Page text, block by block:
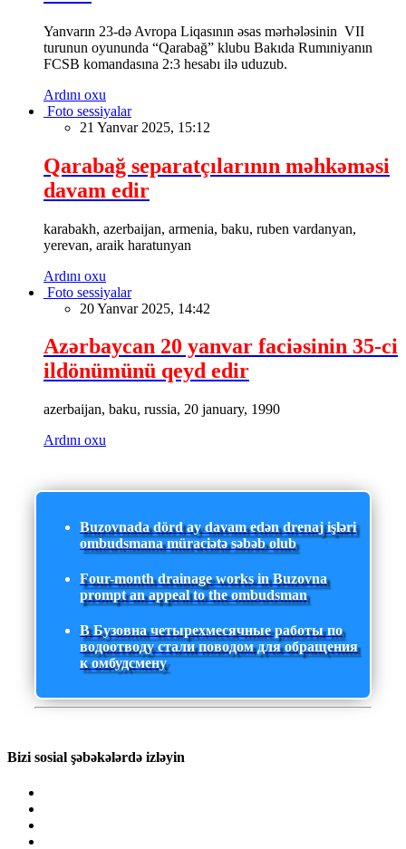
Yanvarın 23-də Avropa Liqasının əsas mərhələsinin VII
turunun oyununda “Qarabağ” klubu Bakıda Rumıniyanın
FCSB komandasına 2:3 hesabı ilə uduzub.
Ardını oxu
Foto sessiyalar
21 Yanvar 2025, 15:12
Qarabağ separatçılarının məhkəməsi
davam edir
karabakh, azerbaijan, armenia, baku, ruben vardanyan,
yerevan, araik haratunyan
Ardını oxu
Foto sessiyalar
20 Yanvar 2025, 14:42
Azərbaycan 20 yanvar faciəsinin 35-ci
ildönümünü qeyd edir
azerbaijan, baku, russia, 20 january, 1990
Ardını oxu
Buzovnada dörd ay davam edən drenaj işləri
ombudsmana müraciətə səbəb olub
Four-month drainage works in Buzovna
prompt an appeal to the ombudsman
В Бузовна четырехмесячные работы по
водоотводу стали поводом для обращения
к омбудсмену
Bizi sosial şəbəkələrdə izləyin